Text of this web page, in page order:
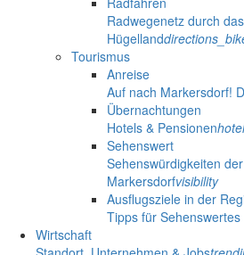
Radwegenetz durch
Hügelland
Tourismus
Anreise
Auf nach Markersdorf!
Übernachtungen
Hotels & Pensionenhotel
Sehenswert
Sehenswürdigkeiten
Markersdorfvisibility
Ausflugsziele in der
Tipps für Sehenswertes
Wirtschaft